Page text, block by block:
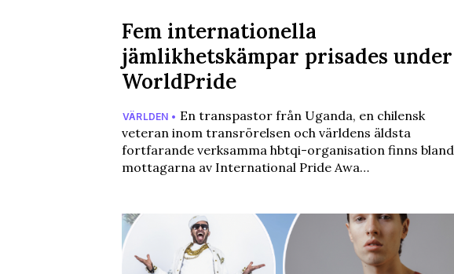
Fem internationella
jämlikhetskämpar prisades under
WorldPride
VÄRLDEN • En transpastor från Uganda, en chilensk
veteran inom transrörelsen och världens äldsta
fortfarande verksamma hbtqi-organisation finns bland
mottagarna av International Pride Awa…